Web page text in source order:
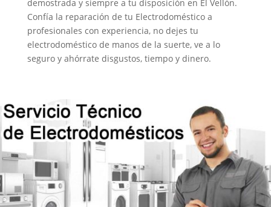
demostrada y siempre a tu disposición en El Vellón.
Confía la reparación de tu Electrodoméstico a
profesionales con experiencia, no dejes tu
electrodoméstico de manos de la suerte, ve a lo
seguro y ahórrate disgustos, tiempo y dinero.